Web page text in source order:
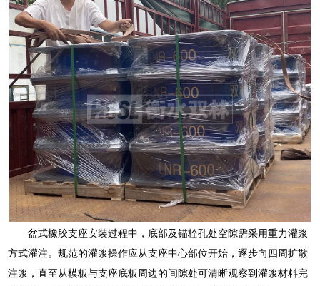
盆式橡胶支座安装过程中，底部及锚栓孔处空隙需采用重力灌浆
方式灌注。规范的灌浆操作应从支座中心部位开始，逐步向四周扩散
注浆，直至从模板与支座底板周边的间隙处可清晰观察到灌浆材料完